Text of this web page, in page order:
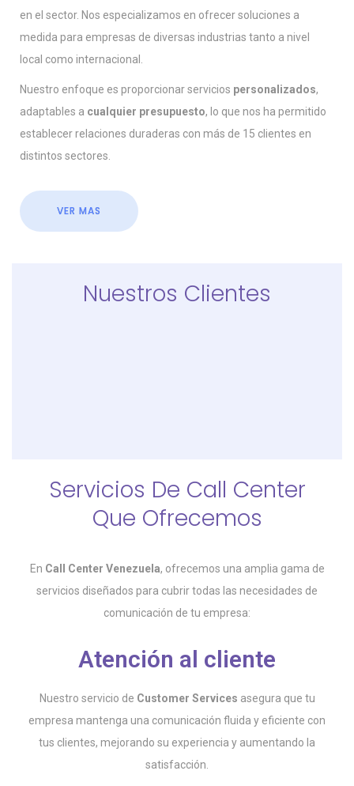
en el sector. Nos especializamos en ofrecer soluciones a
medida para empresas de diversas industrias tanto a nivel
local como internacional.
Nuestro enfoque es proporcionar servicios personalizados,
adaptables a cualquier presupuesto, lo que nos ha permitido
establecer relaciones duraderas con más de 15 clientes en
distintos sectores.
VER MAS
Nuestros Clientes
Servicios De Call Center
Que Ofrecemos
En Call Center Venezuela, ofrecemos una amplia gama de
servicios diseñados para cubrir todas las necesidades de
comunicación de tu empresa:
Atención al cliente
Nuestro servicio de Customer Services asegura que tu
empresa mantenga una comunicación fluida y eficiente con
tus clientes, mejorando su experiencia y aumentando la
satisfacción.